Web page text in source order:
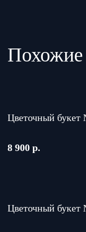
Похожие
Цветочный
8 900 р.
Цветочный